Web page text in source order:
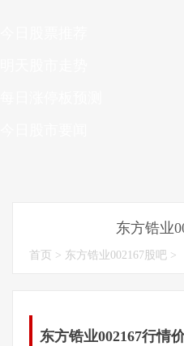
东方锆业
首页 > 东方锆业002167股吧 >
东方锆业002167行情